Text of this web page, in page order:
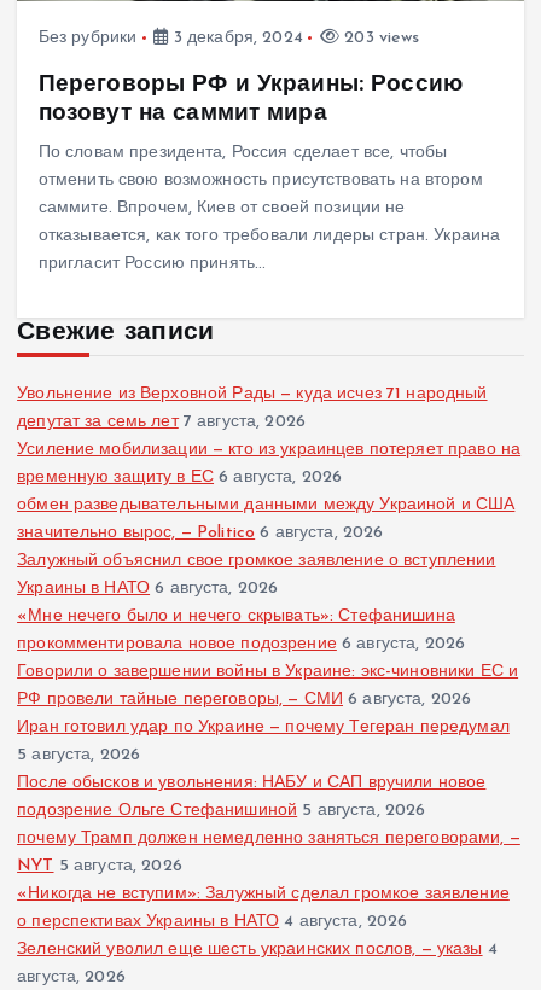
Без рубрики 3 декабря, 2024 203 views
Переговоры РФ и Украины: Россию
позовут на саммит мира
По словам президента, Россия сделает все, чтобы
отменить свою возможность присутствовать на втором
саммите. Впрочем, Киев от своей позиции не
отказывается, как того требовали лидеры стран. Украина
пригласит Россию принять…
Свежие записи
Увольнение из Верховной Рады — куда исчез 71 народный
депутат за семь лет 7 августа, 2026
Усиление мобилизации — кто из украинцев потеряет право на
временную защиту в ЕС 6 августа, 2026
обмен разведывательными данными между Украиной и США
значительно вырос, — Politico 6 августа, 2026
Залужный объяснил свое громкое заявление о вступлении
Украины в НАТО 6 августа, 2026
«Мне нечего было и нечего скрывать»: Стефанишина
прокомментировала новое подозрение 6 августа, 2026
Говорили о завершении войны в Украине: экс-чиновники ЕС и
РФ провели тайные переговоры, — СМИ 6 августа, 2026
Иран готовил удар по Украине — почему Тегеран передумал
5 августа, 2026
После обысков и увольнения: НАБУ и САП вручили новое
подозрение Ольге Стефанишиной 5 августа, 2026
почему Трамп должен немедленно заняться переговорами, —
NYT 5 августа, 2026
«Никогда не вступим»: Залужный сделал громкое заявление
о перспективах Украины в НАТО 4 августа, 2026
Зеленский уволил еще шесть украинских послов, — указы 4
августа, 2026